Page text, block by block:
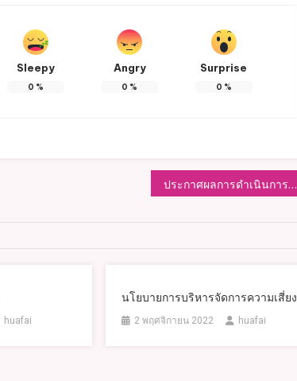
Sleepy
0 %
Angry
0 %
Surprise
0 %
ประกาศผลการดำเนินการตามโครงการช่วยเหลือประชาชนขององค์การบริหารส่วนตำบลหัวฝาย ประจำปีงบประมาณ พ.ศ.2567
huafai
นโยบายการบริหารจัดการความเสี่ยง
2 พฤศจิกายน 2022 huafai